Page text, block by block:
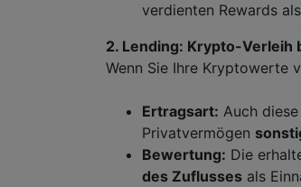
verdienten Rewards
2. Lending: Krypto-Verleih
Wenn Sie Ihre Kryptowerte
Ertragsart: Auch
Privatvermögen
Bewertung: Die
des Zuflusses als